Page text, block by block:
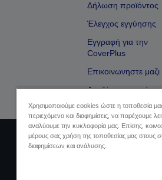
Δήλωση προϊόντος
Έλεγχος εγγύησης
Εγγραφή για την
CoverPlus
Επικοινωνηστε
Αναζήτηση
Sellers
Χρησιμοποιούμε cookies ώστε η τοποθεσία
περιεχόμενο και διαφημίσεις, να παρέχουμε
αναλύουμε την κυκλοφορία μας. Επίσης,
μέρους σας χρήση της τοποθεσίας μας στους
διαφημίσεων και ανάλυσης.